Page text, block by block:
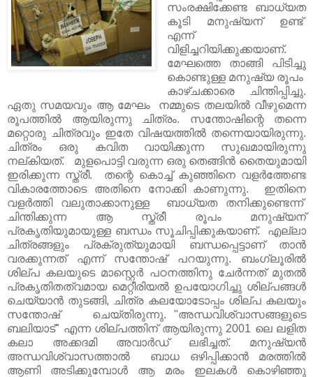
സംരക്ഷിക്കേണ്ട ബാധ്യത
കൂടി മനുഷ്യന് ഉണ്ട്
എന്ന്
വിളിച്ചറിയിക്കുക്കയാണ്.
മേഘത്തെ താങ്ങി പിടിച്ചു
കൊണ്ടുള്ള മനുഷ്യ രൂപം
കാഴ്ചക്കാരെ ചിന്തിപ്പിച്ചു.
ഏതു സമയവും ആ മേഘം നമ്മുടെ തലയിൽ വീഴുമെന്ന
രൂപത്തിൽ ആയിരുന്നു ചിത്രം. സന്തോഷിന്റെ തന്നെ
മറ്റൊരു ചിത്രവും ഇതേ വിഷയത്തിൽ തന്നെയായിരുന്നു.
ചിത്രം ഒരു കവിത വായിക്കുന്ന സുഖമായിരുന്നു
നല്കിയത്. മുളപൊട്ടി വരുന്ന ഒരു തെങ്ങിൻ തൈയുമായി
ഇരിക്കുന്ന സ്ത്രീ. തന്റെ കൊച്ച് കുഞ്ഞിനെ വളർത്തേണ്ട
വികാരത്തോടെ അതിനെ നോക്കി കാണുന്നു. ഇതിനെ
വളർത്തി വലുതാക്കാനുള്ള ബാധ്യത തനിക്കുണ്ടെന്ന്
ചിന്തിക്കുന്ന ആ സ്ത്രീ രൂപം മനുഷ്യന്
പ്രകൃതിയുമായുള്ള ബന്ധം സൂചിപ്പിക്കുകയാണ്. എല്ലാ
ചിത്രങ്ങളും പ്രക്രുത്യുമായി ബന്ധപ്പെട്ടാണ് താൻ
വരക്കുന്നത് എന്ന് സന്തോഷ്‌ പറയുന്നു. ബംഗ്ലൂരിൽ
ശില്പ കലയുടെ മാസ്റ്റെർ പഠനത്തിനു ചേർന്നത് മുതൽ
പ്രകൃതിതത്വമായ മെറ്റീരിയൽ ഉപയോഗിച്ചു ശില്പങ്ങൾ
ചെയ്യാൻ തുടങ്ങി, ചിത്ര കലയോടോപ്പം ശില്പ കലയും
സന്തോഷ്‌ ചെയ്തിരുന്നു. "അന്ധവിശ്വാസങ്ങളുടെ
ബലിയാട്" എന്ന ശില്പത്തിന് ആയിരുന്നു 2001 ലെ ലളിത
കലാ അക്കദമി അവാർഡ് ലഭിച്ചത്. മനുഷ്യൻ
അന്ധവിശ്വാസത്താൽ ബാധ ഒഴിപ്പിക്കാൻ മരത്തിൽ
ആണി അടിക്കുമ്പോൾ ആ മരം ഇലകൾ കൊഴിഞ്ഞു